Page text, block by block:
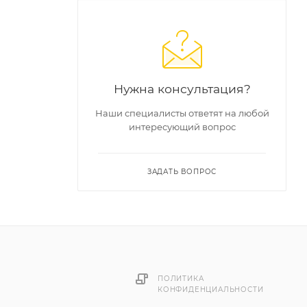
Нужна консультация?
Наши специалисты ответят на любой
интересующий вопрос
ЗАДАТЬ ВОПРОС
ПОЛИТИКА
КОНФИДЕНЦИАЛЬНОСТИ